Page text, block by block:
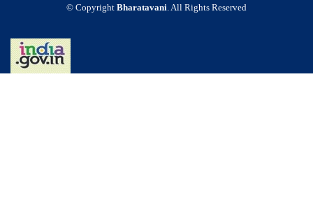
© Copyright Bharatavani. All Rights Reserved